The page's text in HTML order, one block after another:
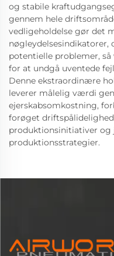
og stabile
gennem hele
vedligeholdelse gør det
nøgleydelsesindikatorer,
potentielle problemer,
for at undgå uventede
Denne ekstraordinære
leverer målelig værdi
ejerskabsomkostning,
forøget
produktionsinitiativer og
produktionsstrategier.